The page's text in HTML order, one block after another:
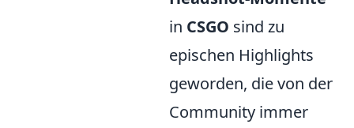
in CSGO sind zu
epischen Highlights
geworden, die von der
Community immer